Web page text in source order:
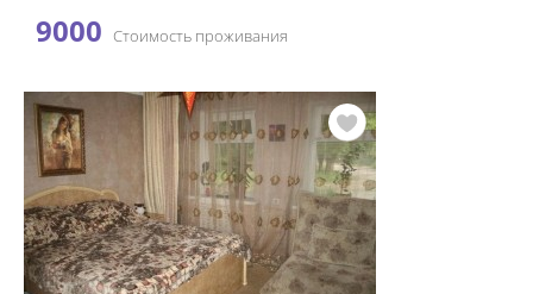
9000 Стоимость проживания